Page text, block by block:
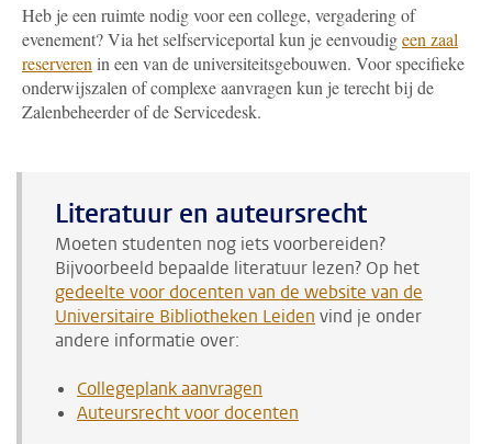
Heb je een ruimte nodig voor een college, vergadering of
evenement? Via het selfserviceportal kun je eenvoudigeen zaal
reserveren in een van de universiteitsgebouwen. Voor specifieke
onderwijszalen of complexe aanvragen kun je terecht bij de
Zalenbeheerder of de Servicedesk.
Literatuur en auteursrecht
Moeten studenten nog iets voorbereiden?
Bijvoorbeeld bepaalde literatuur lezen? Op het
gedeelte voor docenten van de website van de
Universitaire Bibliotheken Leiden vind je onder
andere informatie over:
Collegeplank aanvragen
Auteursrecht voor docenten